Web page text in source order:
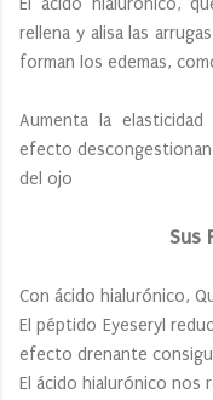
rellena y alisa las
forman los edemas,
Aumenta la
efecto
del ojo
Sus
Con ácido hialurónico,
El péptido Eyeseryl
efecto drenante
El ácido hialurónico nos